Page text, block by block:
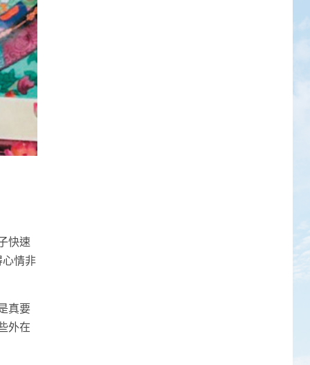
快速
情非
真要
外在